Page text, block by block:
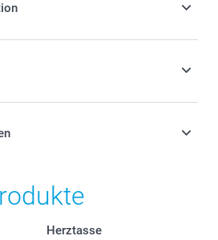
in EURO (€) inkl. MwSt. und zzgl.
Herztasse